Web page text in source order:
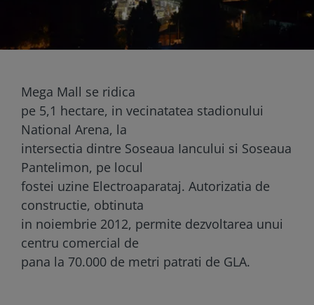
Mega Mall se ridica
pe 5,1 hectare, in vecinatatea stadionului
National Arena, la
intersectia dintre Soseaua Iancului si Soseaua
Pantelimon, pe locul
fostei uzine Electroaparataj. Autorizatia de
constructie, obtinuta
in noiembrie 2012, permite dezvoltarea unui
centru comercial de
pana la 70.000 de metri patrati de GLA.